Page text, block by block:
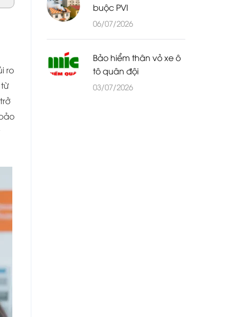
ro
buộc PVI
06/07/2026
Bảo hiểm thân vỏ xe ô
tô quân đội
03/07/2026